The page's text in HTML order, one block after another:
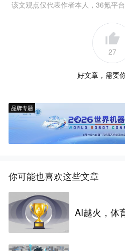
该文观点仅代表作者本人，36氪平
27
好文章，需要
品牌专题
你可能也喜欢这些文章
AI越火，体